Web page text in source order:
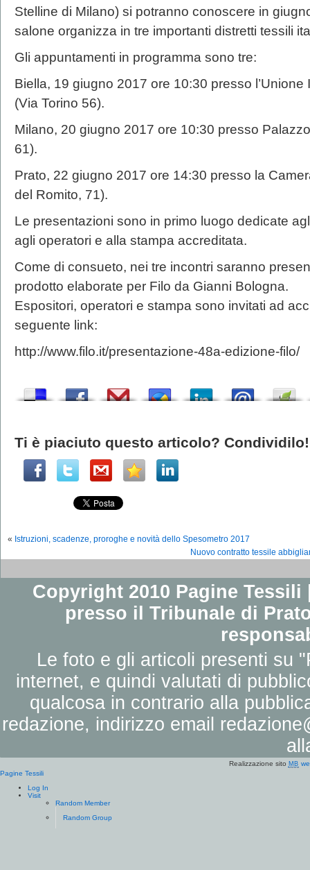
Stelline di Milano) si potranno conoscere in
salone organizza in tre importanti distretti tessili
Gli appuntamenti in programma sono tre:
Biella, 19 giugno 2017 ore 10:30 presso
(Via Torino 56).
Milano, 20 giugno 2017 ore 10:30 presso
61).
Prato, 22 giugno 2017 ore 14:30 presso la
del Romito, 71).
Le presentazioni sono in primo luogo dedicate
agli operatori e alla stampa accreditata.
Come di consueto, nei tre incontri saranno
prodotto elaborate per Filo da Gianni Bologna.
Espositori, operatori e stampa sono invitati ad
seguente link:
http://www.filo.it/presentazione-48a-edizione-filo/
Ti è piaciuto questo articolo? Condividilo!
« Istruzioni, scadenze, proroghe e novità dello Spesometro 2017
Nuovo contratto tessile
Copyright 2010 Pagine
presso il Tribunale di
Le foto e gli articoli presenti su
internet, e quindi valutati di
qualcosa in contrario alla
redazione, indirizzo email
Realizzazione sito MB
Pagine Tessili
Log In
Visit
Random Member
Random Group